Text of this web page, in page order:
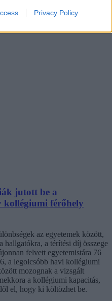
Privacy Policy
jutott be a
kollégiumi férőhely
az egyetemek között,
a térítési díj összege
felvett egyetemistára 76
a legolcsóbb havi kollégiumi
mozognak a vizsgált
a kollégiumi kapacitás,
el, hogy ki költözhet be.